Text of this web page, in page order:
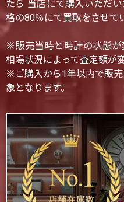
たら 当店にて購入いただ
格の80％にて買取をさせて
※販売当時と時計の状態が
相場状況によって査定額が
※ご購入から1年以内で販
象となります。